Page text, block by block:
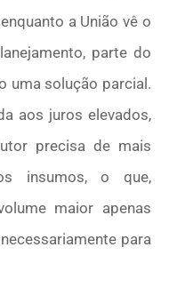
a União vê o
parte do
uma solução parcial.
aos juros elevados,
precisa de mais
insumos, o que,
maior apenas
para